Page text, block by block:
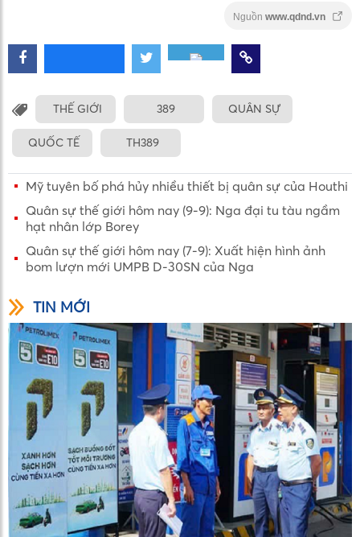
Nguồn www.qdnd.vn
THẾ GIỚI 389 QUÂN SỰ
QUỐC TẾ TH389
Mỹ tuyên bố phá hủy nhiều thiết bị quân sự của Houthi
Quân sự thế giới hôm nay (9-9): Nga đại tu tàu ngầm
hạt nhân lớp Borey
Quân sự thế giới hôm nay (7-9): Xuất hiện hình ảnh
bom lượn mới UMPB D-30SN của Nga
TIN MỚI